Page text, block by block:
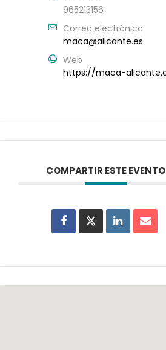
965213156
Correo electrónico
maca@alicante.es
Web
https://maca-
COMPARTIR ESTE EVENTO